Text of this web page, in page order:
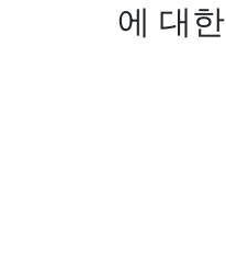
에 대한